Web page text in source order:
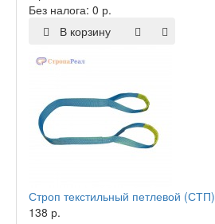
Без налога: 0 р.
В корзину
Строп текстильный петлевой (СТП)
138 р.